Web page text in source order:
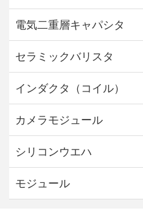
電気二重層キャパシタ
セラミックバリスタ
インダクタ（コイル）
カメラモジュール
シリコンウエハ
モジュール